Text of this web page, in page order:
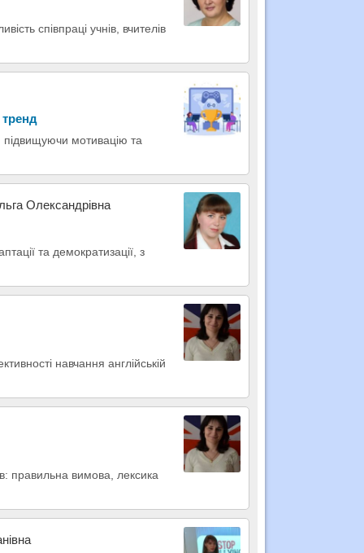
співпраці учнів, вчителів
тренд
підвищуючи мотивацію та
Олександрівна
та демократизації, з
навчання англійській
правильна вимова, лексика